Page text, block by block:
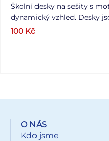
Školní desky na sešity s
dynamický vzhled. Desky
lepenkový karton s
a gumička brání jejich
100 Kč
O NÁS
Kdo jsme